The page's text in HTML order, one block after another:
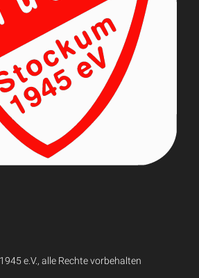
e.V., alle Rechte vorbehalten